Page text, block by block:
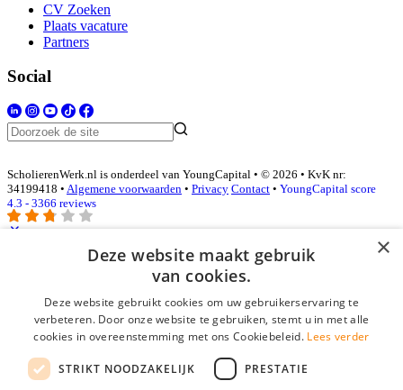
CV Zoeken
Plaats vacature
Partners
Social
ScholierenWerk.nl is onderdeel van YoungCapital • © 2026 • KvK nr:
34199418 • Algemene voorwaarden • Privacy Contact • YoungCapital score
4.3 - 3366 reviews
Inloggen als bedrijf
E-mail*
Wachtwoord
login gegevens onthouden
×
Deze website maakt gebruik
van cookies.
Deze website gebruikt cookies om uw gebruikerservaring te
verbeteren. Door onze website te gebruiken, stemt u in met alle
cookies in overeenstemming met ons Cookiebeleid. Lees verder
STRIKT NOODZAKELIJK PRESTATIE